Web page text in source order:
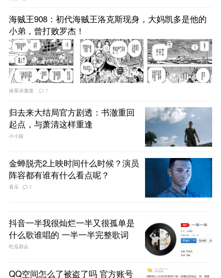
海贼王908：初代海贼王洛克斯现身，大妈凯多是他的
小弟，曾打败罗杰！
抹茶冰激凌 1
归去来大结局官方剧透：书澈重回
起点，与萧清这样重逢
小小娱
金蝉脱壳2上映时间什么时候？演员
阵容都有谁有什么看点呢？
喜乐 1
抖音一半我很灿烂一半又很孤单是
什么歌谁唱的 一半一半完整歌词
吃瓜群众
QQ空间怎么了被盗了吗 官方账号